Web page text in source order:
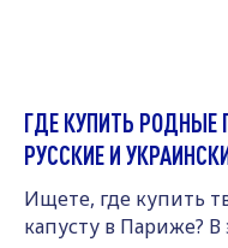
ГДЕ КУПИТЬ
РУССКИЕ И
Ищете, где купить
капусту в Париже?